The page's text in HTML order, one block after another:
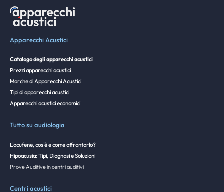
Apparecchi Acustici
Catalogo degli apparecchi acustici
Prezzi apparecchi acustici
Marche di Apparecchi Acustici
Tipi di apparecchi acustici
Apparecchi acustici economici
Tutto su audiologia
L'acufene, cos'è e come affrontarlo?
Hipoacusia: Tipi, Diagnosi e Soluzioni
Prove Auditive in centri auditivi
Centri acustici